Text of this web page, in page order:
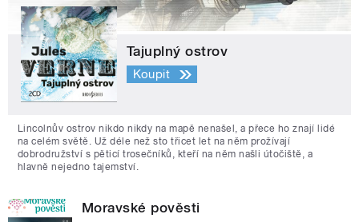
Tajuplný ostrov
Koupit
Lincolnův ostrov nikdo nikdy na mapě nenašel, a přece ho znají lidé
na celém světě. Už déle než sto třicet let na něm prožívají
dobrodružství s pěticí trosečníků, kteří na něm našli útočiště, a
hlavně nejedno tajemství.
Moravské pověsti